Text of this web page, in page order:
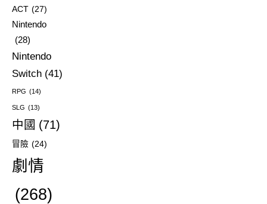
ACT (27)
Nintendo
(28)
Nintendo
Switch (41)
RPG (14)
SLG (13)
中國 (71)
冒險 (24)
劇情
(268)